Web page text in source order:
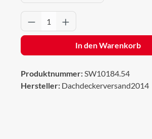
Produkt Anzahl: Gib den
In den Warenkorb
Produktnummer:SW10184.54
Hersteller: Dachdeckerversand2014